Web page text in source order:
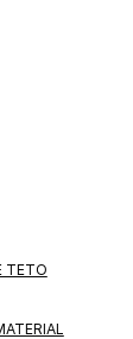
TETO